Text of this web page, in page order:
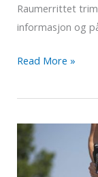
Raumerrittet
informasjon og
Raumerrittet
Read More »